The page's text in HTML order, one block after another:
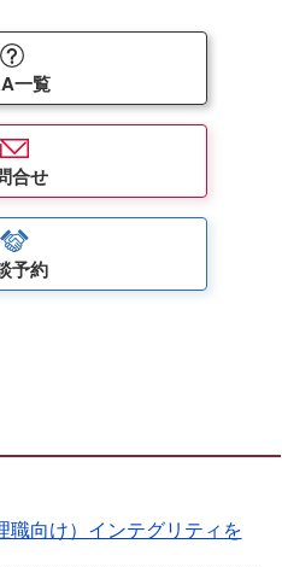
一覧
合せ
予約
職向け）インテグリティを